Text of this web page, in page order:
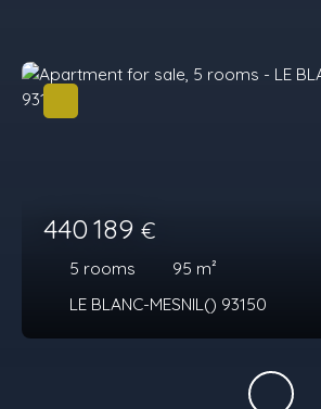
440 189 €
5 rooms 95 m²
LE BLANC-MESNIL() 93150